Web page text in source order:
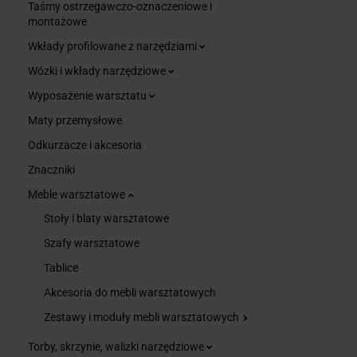
Taśmy ostrzegawczo-oznaczeniowe i
montażowe
Wkłady profilowane z narzędziami
Wózki i wkłady narzędziowe
Wyposażenie warsztatu
Maty przemysłowe
Odkurzacze i akcesoria
Znaczniki
Meble warsztatowe
Stoły i blaty warsztatowe
Szafy warsztatowe
Tablice
Akcesoria do mebli warsztatowych
Zestawy i moduły mebli warsztatowych
Torby, skrzynie, walizki narzędziowe